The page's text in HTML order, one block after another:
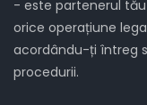
- este partenerul
orice operațiune
acordându-ți întreg
procedurii.